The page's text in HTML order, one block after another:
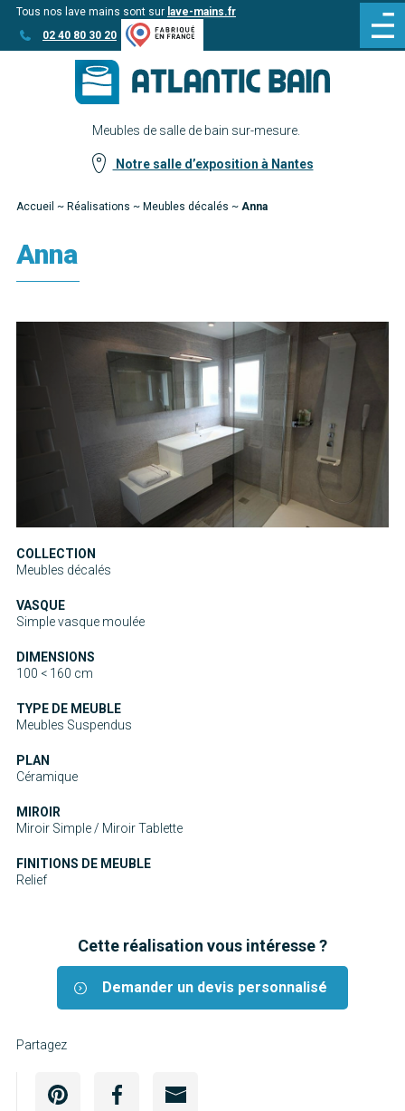
Aller
au
Aller au
contenu
Tous nos lave mains sont sur lave-mains.fr
02 40 80 30 20
Meubles de salle de bain sur-mesure.
Notre salle d’exposition à Nantes
Accueil ~ Réalisations ~ Meubles décalés ~ Anna
Anna
COLLECTION
Meubles décalés
VASQUE
Simple vasque moulée
DIMENSIONS
100 < 160 cm
TYPE DE MEUBLE
Meubles Suspendus
PLAN
Céramique
MIROIR
Miroir Simple / Miroir Tablette
FINITIONS DE MEUBLE
Relief
Cette réalisation vous intéresse ?
Demander un devis personnalisé
Partagez